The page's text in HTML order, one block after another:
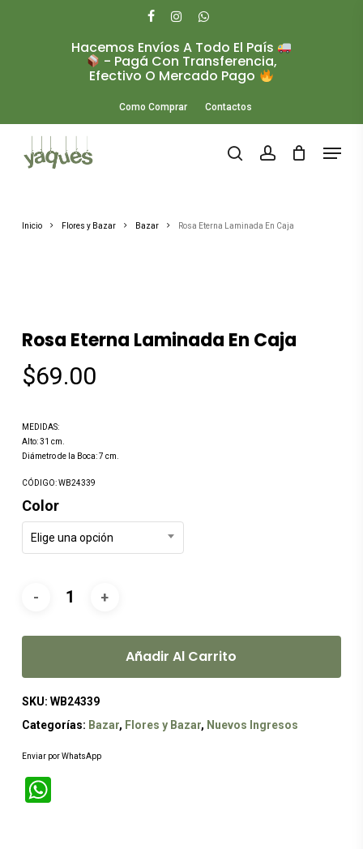
Hacemos Envíos A Todo El País
- Pagá Con Transferencia,
Efectivo O Mercado Pago
Como Comprar Contactos
search account
Menu
Inicio Flores y Bazar Bazar Rosa Eterna Laminada En Caja
Rosa Eterna Laminada En Caja
$69.00
MEDIDAS:
Alto: 31 cm.
Diámetro de la Boca: 7 cm.
CÓDIGO: WB24339
Color
Elige una opción
Añadir Al Carrito
SKU: WB24339
Categorías: Bazar, Flores y Bazar, Nuevos Ingresos
Enviar por WhatsApp
WhatsApp